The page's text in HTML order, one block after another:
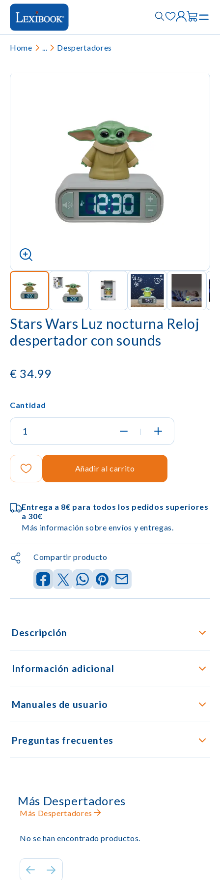
Home ... Despertadores
Stars Wars Luz nocturna Reloj
despertador con sounds
€ 34.99
Cantidad
|
Añadir al carrito
Entrega a 8€ para todos los pedidos superiores
a 30€
Más información sobre envíos y entregas.
Compartir producto
Descripción
Información adicional
Manuales de usuario
Preguntas frecuentes
Más Despertadores
Más Despertadores
No se han encontrado productos.